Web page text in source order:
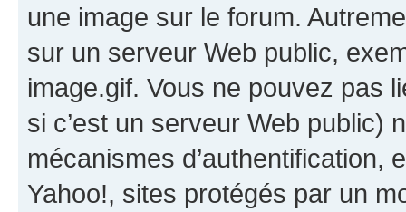
une image sur le forum.
sur un serveur Web public,
image.gif. Vous ne pouvez pas
si c’est un serveur Web public)
mécanismes d’authentification,
Yahoo!, sites protégés par un